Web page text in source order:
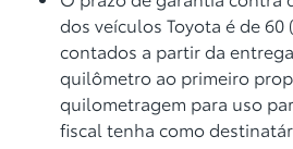
dos veículos Toyota é de 60
contados a partir da
quilômetro ao primeiro
quilometragem para uso
fiscal tenha como